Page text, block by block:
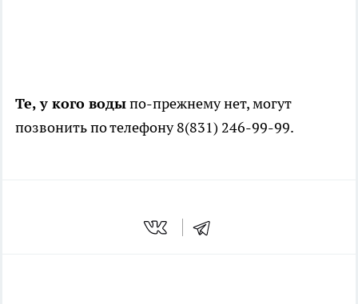
Те, у кого водыпо-прежнему нет, могут
позвонить по телефону 8(831) 246-99-99.